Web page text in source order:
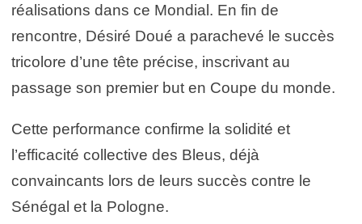
réalisations dans ce Mondial. En fin de
rencontre, Désiré Doué a parachevé le succès
tricolore d’une tête précise, inscrivant au
passage son premier but en Coupe du monde.
Cette performance confirme la solidité et
l’efficacité collective des Bleus, déjà
convaincants lors de leurs succès contre le
Sénégal et la Pologne.